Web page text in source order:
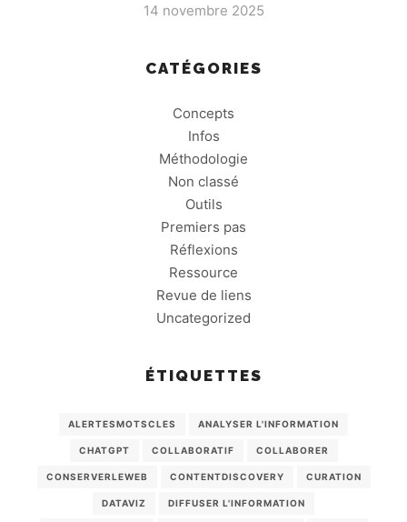
14 novembre 2025
CATÉGORIES
Concepts
Infos
Méthodologie
Non classé
Outils
Premiers pas
Réflexions
Ressource
Revue de liens
Uncategorized
ÉTIQUETTES
ALERTESMOTSCLES ANALYSER L'INFORMATION
CHATGPT COLLABORATIF COLLABORER
CONSERVERLEWEB CONTENTDISCOVERY CURATION
DATAVIZ DIFFUSER L'INFORMATION